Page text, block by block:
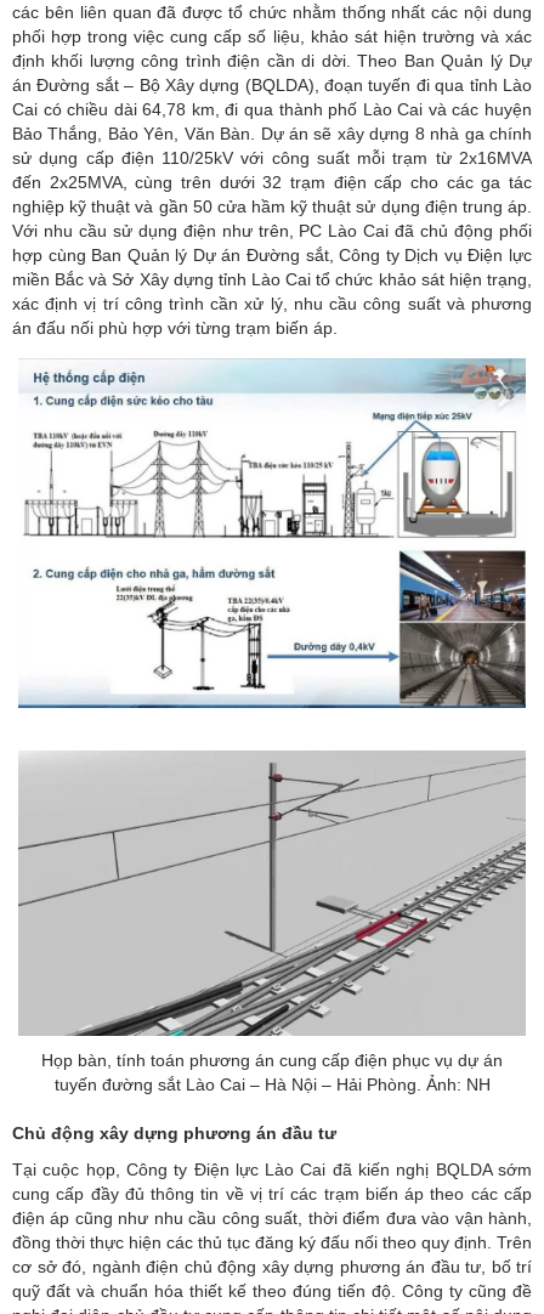
các bên liên quan đã được tổ chức nhằm thống nhất các nội dung
phối hợp trong việc cung cấp số liệu, khảo sát hiện trường và xác
định khối lượng công trình điện cần di dời. Theo Ban Quản lý Dự
án Đường sắt – Bộ Xây dựng (BQLDA), đoạn tuyến đi qua tỉnh Lào
Cai có chiều dài 64,78 km, đi qua thành phố Lào Cai và các huyện
Bảo Thắng, Bảo Yên, Văn Bàn. Dự án sẽ xây dựng 8 nhà ga chính
sử dụng cấp điện 110/25kV với công suất mỗi trạm từ 2x16MVA
đến 2x25MVA, cùng trên dưới 32 trạm điện cấp cho các ga tác
nghiệp kỹ thuật và gần 50 cửa hầm kỹ thuật sử dụng điện trung áp.
Với nhu cầu sử dụng điện như trên, PC Lào Cai đã chủ động phối
hợp cùng Ban Quản lý Dự án Đường sắt, Công ty Dịch vụ Điện lực
miền Bắc và Sở Xây dựng tỉnh Lào Cai tổ chức khảo sát hiện trạng,
xác định vị trí công trình cần xử lý, nhu cầu công suất và phương
án đấu nối phù hợp với từng trạm biến áp.
Họp bàn, tính toán phương án cung cấp điện phục vụ dự án
tuyến đường sắt Lào Cai – Hà Nội – Hải Phòng. Ảnh: NH
Chủ động xây dựng phương án đầu tư
Tại cuộc họp, Công ty Điện lực Lào Cai đã kiến nghị BQLDA sớm
cung cấp đầy đủ thông tin về vị trí các trạm biến áp theo các cấp
điện áp cũng như nhu cầu công suất, thời điểm đưa vào vận hành,
đồng thời thực hiện các thủ tục đăng ký đấu nối theo quy định. Trên
cơ sở đó, ngành điện chủ động xây dựng phương án đầu tư, bố trí
quỹ đất và chuẩn hóa thiết kế theo đúng tiến độ. Công ty cũng đề